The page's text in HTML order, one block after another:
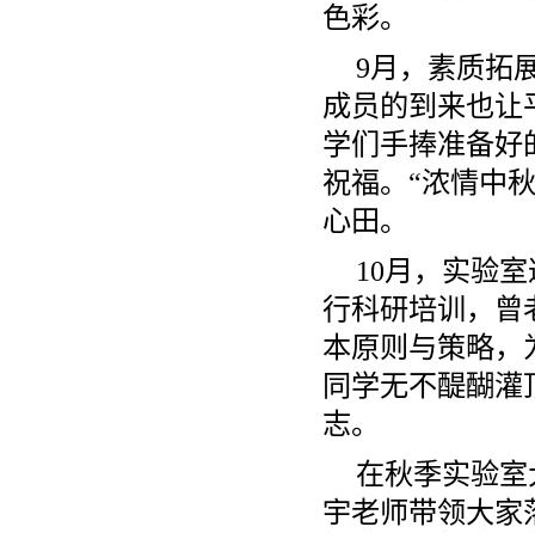
色彩。
9月，素质拓
成员的到来也让
学们手捧准备好
祝福。“浓情中
心田。
10月，实验
行科研培训，曾
本原则与策略，
同学无不醍醐
志。
在秋季实验
宇老师带领大家